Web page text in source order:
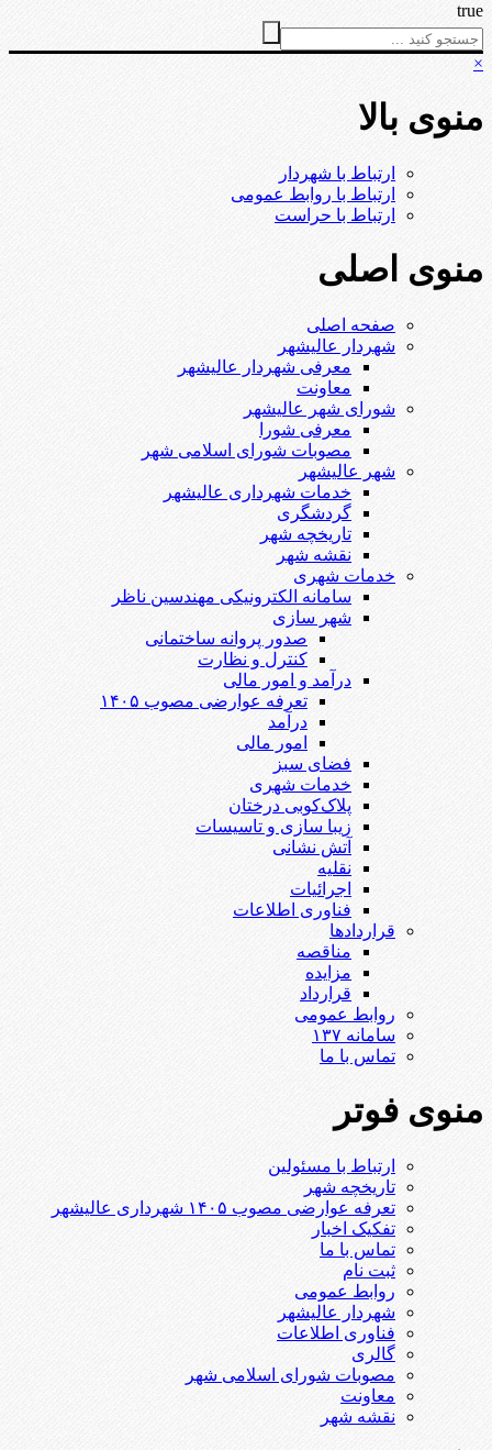
true
×
منوی بالا
ارتباط با شهردار
ارتباط با روابط عمومی
ارتباط با حراست
منوی اصلی
صفحه اصلی
شهردار عالیشهر
معرفی شهردار عالیشهر
معاونت
شورای شهر عالیشهر
معرفی شورا
مصوبات شورای اسلامی شهر
شهر عالیشهر
خدمات شهرداری عالیشهر
گردشگری
تاریخچه شهر
نقشه شهر
خدمات شهری
سامانه الکترونیکی مهندسین ناظر
شهر سازی
صدور پروانه ساختمانی
کنترل و نظارت
درآمد و امور مالی
تعرفه عوارضی مصوب ۱۴۰۵
درآمد
امور مالی
فضای سبز
خدمات شهری
پلاک‌کوبی درختان
زیبا سازی و تاسیسات
آتش نشانی
نقلیه
اجرائیات
فناوری اطلاعات
قراردادها
مناقصه
مزایده
قرارداد
روابط عمومی
سامانه ۱۳۷
تماس با ما
منوی فوتر
ارتباط با مسئولین
تاریخچه شهر
تعرفه عوارضی مصوب ۱۴۰۵ شهرداری عالیشهر
تفکیک اخبار
تماس با ما
ثبت نام
روابط عمومی
شهردار عالیشهر
فناوری اطلاعات
گالری
مصوبات شورای اسلامی شهر
معاونت
نقشه شهر